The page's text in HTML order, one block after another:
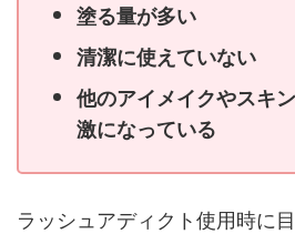
塗る量が多い
清潔に使えていない
他のアイメイクやスキ
激になっている
ラッシュアディクト使用時に